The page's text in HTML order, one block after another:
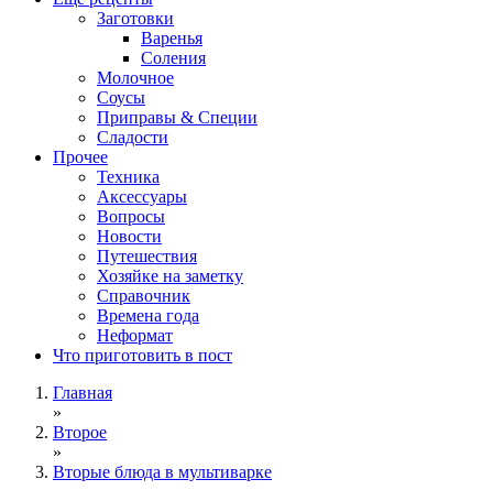
Заготовки
Варенья
Соления
Молочное
Соусы
Приправы & Специи
Сладости
Прочее
Техника
Аксессуары
Вопросы
Новости
Путешествия
Хозяйке на заметку
Справочник
Времена года
Неформат
Что приготовить в пост
Главная
»
Второе
»
Вторые блюда в мультиварке